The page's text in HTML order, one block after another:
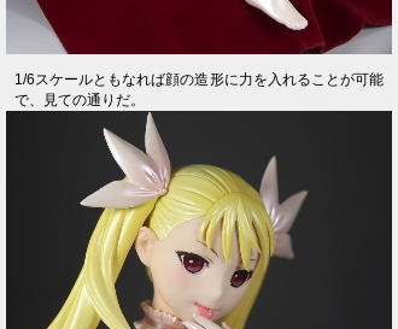
1/6スケールともなれば顔の造形に力を入れることが可能
で、見ての通りだ。